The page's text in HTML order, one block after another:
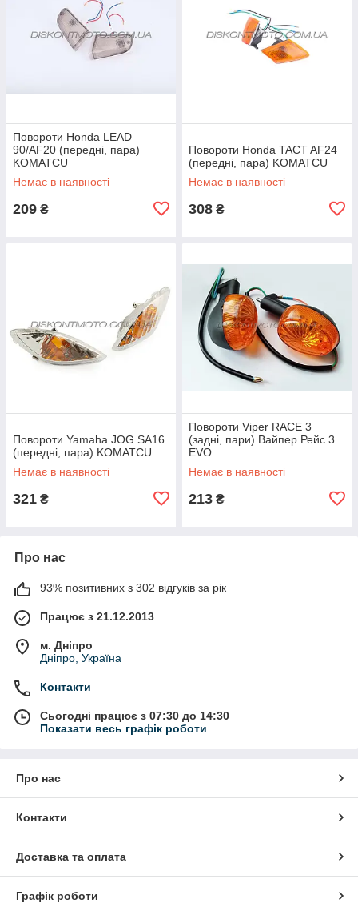
Повороти Honda LEAD
90/AF20 (передні, пара)
KOMATCU
Немає в наявності
209 ₴
Повороти Honda TACT AF24
(передні, пара) KOMATCU
Немає в наявності
308 ₴
Повороти Yamaha JOG SA16
(передні, пара) KOMATCU
Немає в наявності
321 ₴
Повороти Viper RACE 3
(задні, пари) Вайпер Рейс 3
EVO
Немає в наявності
213 ₴
Про нас
93% позитивних з 302 відгуків за рік
Працює з 21.12.2013
м. Дніпро
Дніпро, Україна
Контакти
Сьогодні працює з 07:30 до 14:30
Показати весь графік роботи
Про нас
Контакти
Доставка та оплата
Графік роботи